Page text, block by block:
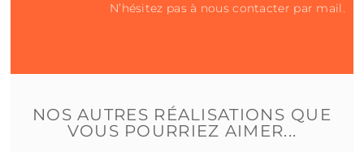
N’hésitez pas à nous contacter par mail.
NOS AUTRES RÉALISATIONS QUE
VOUS POURRIEZ AIMER...